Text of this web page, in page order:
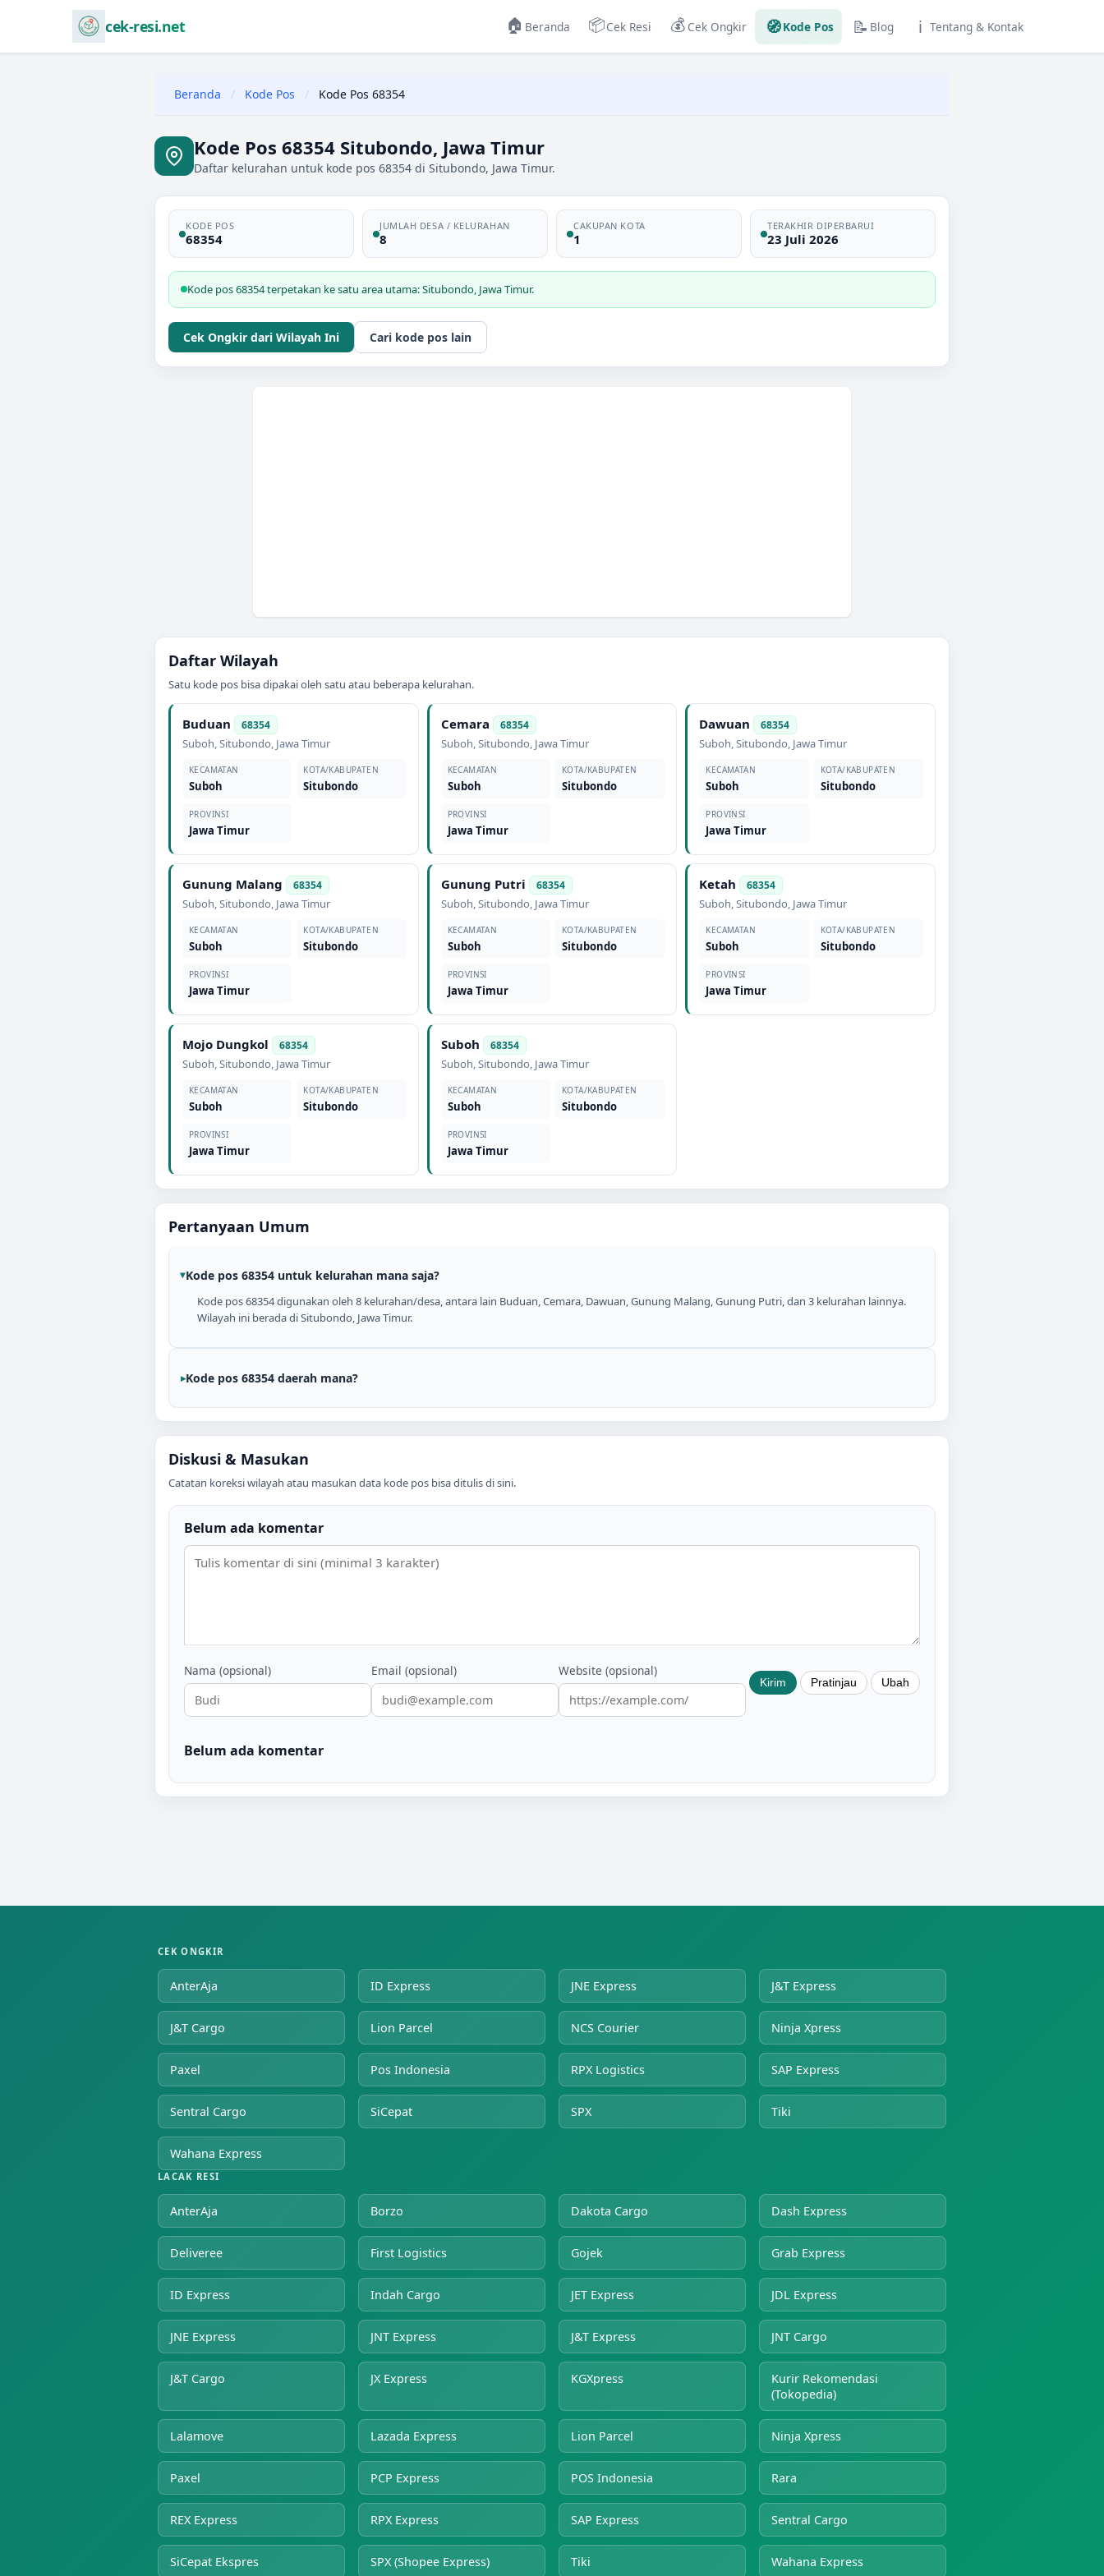
cek-resi.net 🏠 Beranda 📦Cek Resi 💰 Cek Ongkir 🧭Kode Pos 📝 Blog ℹ️ Tentang & Kontak
Beranda / Kode Pos / Kode Pos 68354
Kode Pos 68354 Situbondo, Jawa Timur
Daftar kelurahan untuk kode pos 68354 di Situbondo, Jawa Timur.
KODE POS
68354
JUMLAH DESA / KELURAHAN
8
CAKUPAN KOTA
1
TERAKHIR DIPERBARUI
23 Juli 2026
Kode pos 68354 terpetakan ke satu area utama: Situbondo, Jawa Timur.
Cek Ongkir dari Wilayah Ini Cari kode pos lain
Daftar Wilayah
Satu kode pos bisa dipakai oleh satu atau beberapa kelurahan.
Buduan 68354
Suboh,Situbondo, Jawa Timur
KECAMATAN
Suboh
KOTA/KABUPATEN
Situbondo
PROVINSI
Jawa Timur
Cemara 68354
Suboh,Situbondo, Jawa Timur
KECAMATAN
Suboh
KOTA/KABUPATEN
Situbondo
PROVINSI
Jawa Timur
Dawuan 68354
Suboh,Situbondo, Jawa Timur
KECAMATAN
Suboh
KOTA/KABUPATEN
Situbondo
PROVINSI
Jawa Timur
Gunung Malang 68354
Suboh,Situbondo, Jawa Timur
KECAMATAN
Suboh
KOTA/KABUPATEN
Situbondo
PROVINSI
Jawa Timur
Gunung Putri 68354
Suboh,Situbondo, Jawa Timur
KECAMATAN
Suboh
KOTA/KABUPATEN
Situbondo
PROVINSI
Jawa Timur
Ketah 68354
Suboh,Situbondo, Jawa Timur
KECAMATAN
Suboh
KOTA/KABUPATEN
Situbondo
PROVINSI
Jawa Timur
Mojo Dungkol 68354
Suboh,Situbondo, Jawa Timur
KECAMATAN
Suboh
KOTA/KABUPATEN
Situbondo
PROVINSI
Jawa Timur
Suboh 68354
Suboh,Situbondo, Jawa Timur
KECAMATAN
Suboh
KOTA/KABUPATEN
Situbondo
PROVINSI
Jawa Timur
Pertanyaan Umum
Kode pos 68354 untuk kelurahan mana saja?
Kode pos 68354 digunakan oleh 8 kelurahan/desa, antara lain Buduan, Cemara, Dawuan, Gunung Malang, Gunung Putri, dan 3 kelurahan lainnya.
Wilayah ini berada di Situbondo, Jawa Timur.
Kode pos 68354 daerah mana?
Diskusi & Masukan
Catatan koreksi wilayah atau masukan data kode pos bisa ditulis di sini.
Belum ada komentar
Nama (opsional) Email (opsional) Website (opsional)
Belum ada komentar
CEK ONGKIR
AnterAja ID Express JNE Express J&T Express
J&T Cargo Lion Parcel NCS Courier Ninja Xpress
Paxel Pos Indonesia RPX Logistics SAP Express
Sentral Cargo SiCepat SPX Tiki
Wahana Express
LACAK RESI
AnterAja Borzo Dakota Cargo Dash Express
Deliveree First Logistics Gojek Grab Express
ID Express Indah Cargo JET Express JDL Express
JNE Express JNT Express J&T Express JNT Cargo
J&T Cargo JX Express KGXpress
Kurir Rekomendasi
(Tokopedia)
Lalamove Lazada Express Lion Parcel Ninja Xpress
Paxel PCP Express POS Indonesia Rara
REX Express RPX Express SAP Express Sentral Cargo
SiCepat Ekspres SPX (Shopee Express) Tiki Wahana Express